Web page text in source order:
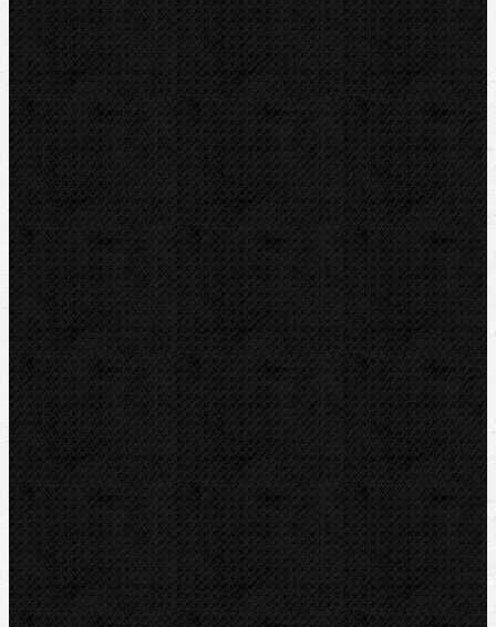
HEUER
IRWIN
RYOBI
Kontakt
NIPO Tools s.r.o
Lipová 7
CZ-763 26 LUHAČOVICE
Telefon obj.:
602 719 020
Telefon fakt.:
608 719 020
E-mail:
nipo@nipo.cz
Platební brána GOPAY